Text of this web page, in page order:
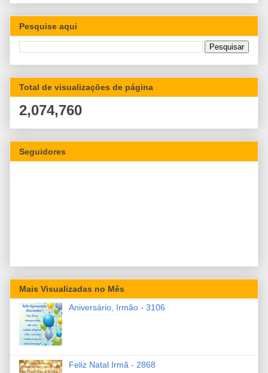
Pesquise aqui
Total de visualizações de página
2,074,760
Seguidores
Mais Visualizadas no Mês
Aniversário, Irmão - 3106
Feliz Natal Irmã - 2868